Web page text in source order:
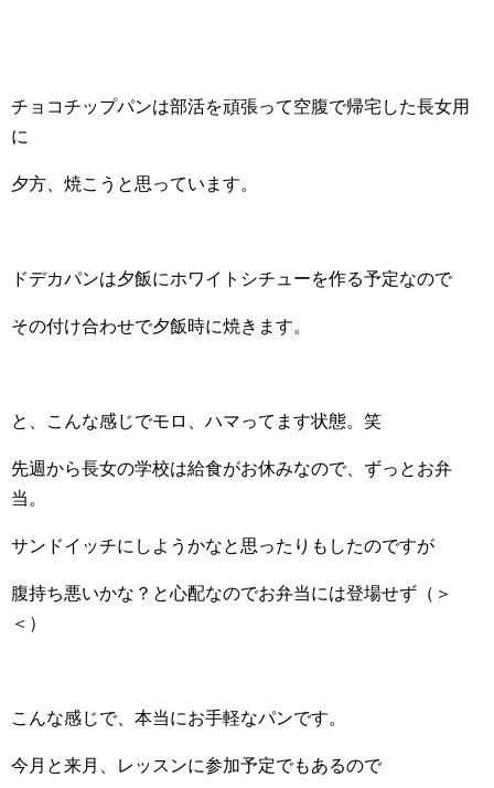
チョコチップパンは部活を頑張って空腹で帰宅した長女用
に
夕方、焼こうと思っています。
ドデカパンは夕飯にホワイトシチューを作る予定なので
その付け合わせで夕飯時に焼きます。
と、こんな感じでモロ、ハマってます状態。笑
先週から長女の学校は給食がお休みなので、ずっとお弁
当。
サンドイッチにしようかなと思ったりもしたのですが
腹持ち悪いかな？と心配なのでお弁当には登場せず（＞
＜）
こんな感じで、本当にお手軽なパンです。
今月と来月、レッスンに参加予定でもあるので